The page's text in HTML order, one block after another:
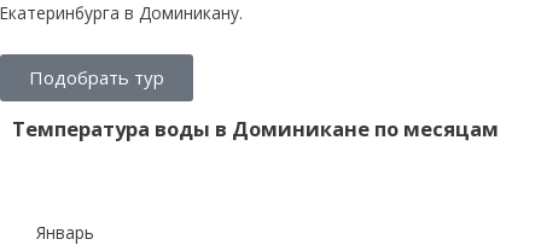
Екатеринбурга в Доминикану.
Подобрать тур
Температура воды в Доминикане по месяцам
Январь